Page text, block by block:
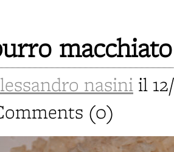
macchiato
nasini il
(0)